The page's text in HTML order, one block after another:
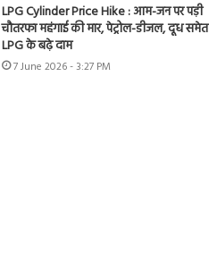
LPG Cylinder Price Hike : आम-जन पर पड़ी
चौतरफा महंगाई की मार, पेट्रोल-डीजल, दूध समेत
LPG के बढ़े दाम
7 June 2026 - 3:27 PM